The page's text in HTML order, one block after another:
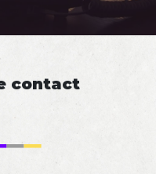
contact